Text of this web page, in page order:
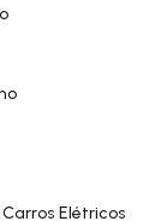
Elétricos